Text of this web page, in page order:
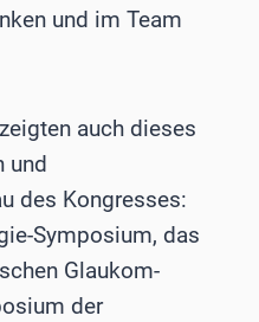
und im Team
auch dieses
und
des Kongresses:
Symposium, das
Glaukom-
der